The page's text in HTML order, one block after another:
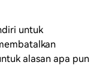
untuk
alasan apa pun